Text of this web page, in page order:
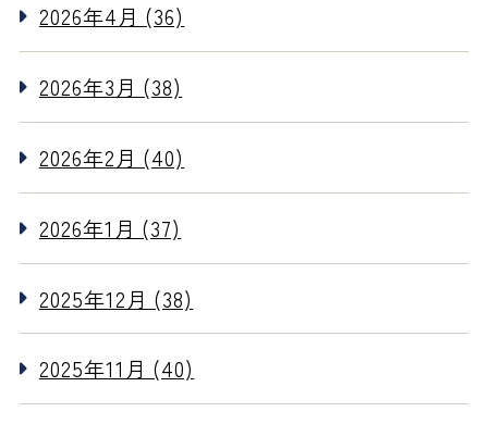
2026年4月 (36)
2026年3月 (38)
2026年2月 (40)
2026年1月 (37)
2025年12月 (38)
2025年11月 (40)